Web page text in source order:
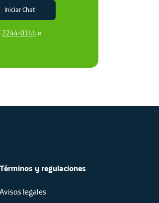
Iniciar Chat
2244-0144o
Términos y regulaciones
Avisos legales